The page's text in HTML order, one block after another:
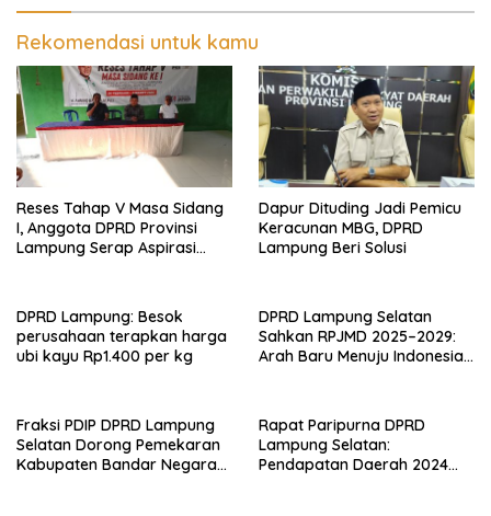
Rekomendasi untuk kamu
Reses Tahap V Masa Sidang
I, Anggota DPRD Provinsi
Lampung Serap Aspirasi
Dapur Dituding Jadi Pemicu
Keracunan MBG, DPRD
Lampung Beri Solusi
DPRD Lampung: Besok
perusahaan terapkan harga
ubi kayu Rp1.400 per kg
DPRD Lampung Selatan
Sahkan RPJMD 2025–2029:
Arah Baru Menuju Indonesia
Fraksi PDIP DPRD Lampung
Selatan Dorong Pemekaran
Kabupaten Bandar Negara
Rapat Paripurna DPRD
Lampung Selatan:
Pendapatan Daerah 2024